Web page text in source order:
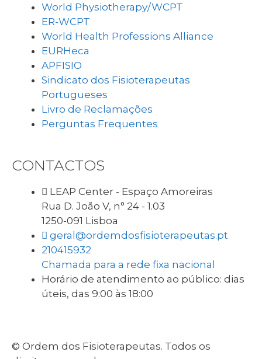
World Physiotherapy/WCPT
ER-WCPT
World Health Professions Alliance
EURHeca
APFISIO
Sindicato dos Fisioterapeutas
Portugueses
Livro de Reclamações
Perguntas Frequentes
CONTACTOS
LEAP Center - Espaço Amoreiras
Rua D. João V, n° 24 - 1.03
1250-091 Lisboa
geral@ordemdosfisioterapeutas.pt
210415932
Chamada para a rede fixa nacional
Horário de atendimento ao público: dias
úteis, das 9:00 às 18:00
© Ordem dos Fisioterapeutas. Todos os